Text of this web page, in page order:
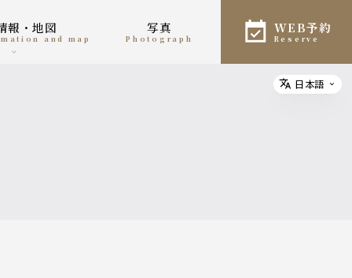
情報・地図
and map
写真
photograph
WEB予約
reserve
Select
日本語